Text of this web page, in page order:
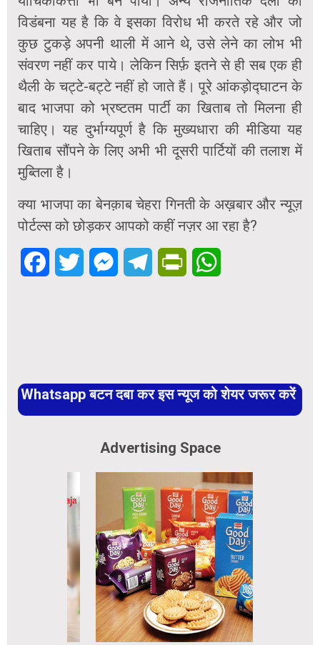
विडंबना यह है कि वे इसका विरोध भी करते रहे और जो
कुछ टुकड़े अपनी थाली में आने थे, उसे लेने का लोभ भी
संवरण नहीं कर पाये। लेकिन सिर्फ़ इतने से ही सब एक ही
थैली के चट्टे-बट्टे नहीं हो जाते हैं। पूरे आंकड़ोद्घाटन के
बाद भाजपा को भ्रष्टतम पार्टी का खिताब तो मिलना ही
चाहिए। यह दुर्भाग्यपूर्ण है कि मुख्यधारा की मीडिया यह
खिताब सौंपने के लिए अभी भी दूसरी पार्टियों की तलाश में
मुब्तिला है।
क्या भाजपा का बेनक़ाब चेहरा गिनती के अख़बार और न्यूज़
पोर्टल्स को छोड़कर आपको कहीं नज़र आ रहा है?
FacebookTwitter MessengerTelegramPrintFriendly
Whatsapp बटन दबा कर इस न्यूज को शेयर जरूर करें
Advertising Space